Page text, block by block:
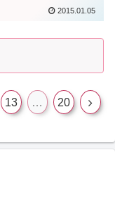
2015.01.05
13 … 20